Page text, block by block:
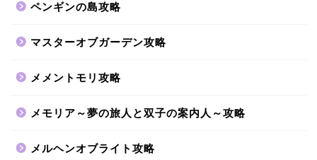
ペンギンの島攻略
マスターオブガーデン攻略
メメントモリ攻略
メモリア～夢の旅人と双子の案内人～攻略
メルヘンオブライト攻略